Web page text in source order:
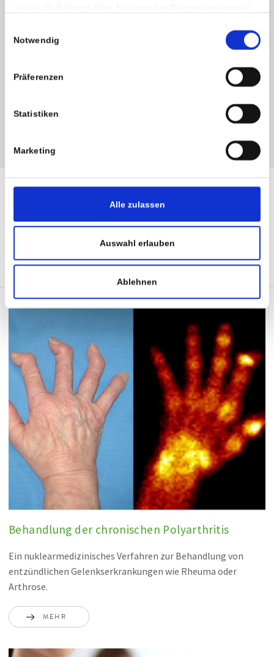
Notwendig
Präferenzen
Statistiken
Marketing
Alle zulassen
Auswahl erlauben
Ablehnen
SHARE :
Behandlung der chronischen Polyarthritis
Ein nuklearmedizinisches Verfahren zur Behandlung von
entzündlichen Gelenkserkrankungen wie Rheuma oder
Arthrose.
MEHR